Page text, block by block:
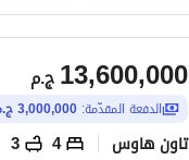
ج.م13,600,000
الدفعة المقدّمة: 3,000,000 ج.م
تاون هاوس 4
3